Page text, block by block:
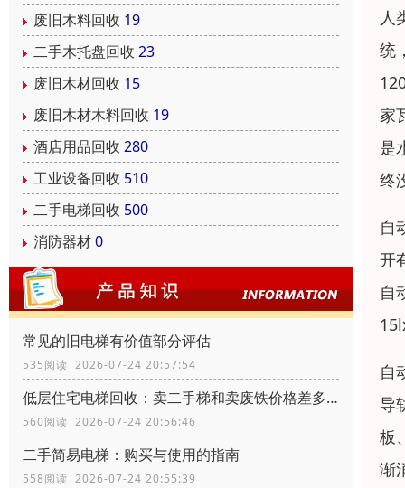
废旧木料回收 19
二手木托盘回收 23
废旧木材回收 15
废旧木材木料回收 19
酒店用品回收 280
工业设备回收 510
二手电梯回收 500
消防器材0
常见的旧电梯有价值部分评估
535阅读 2026-07-24 20:57:54
低层住宅电梯回收：卖二手梯和卖废铁价格差多少？
560阅读 2026-07-24 20:56:46
二手简易电梯：购买与使用的指南
558阅读 2026-07-24 20:55:39
人
统
家
是
终
自
开
自
自
导
板
渐